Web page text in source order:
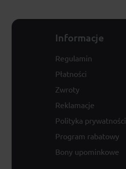
Informacje
Regulamin
Płatności
Zwroty
Reklamacje
Polityka prywatności
Program rabatowy
Bony upominkowe